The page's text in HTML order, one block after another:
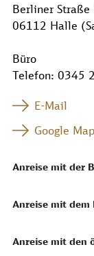
Berliner Straße
06112 Halle
Büro
Telefon: 0345
E-Mail
Google
Anreise mit der
Anreise mit dem
Anreise mit den